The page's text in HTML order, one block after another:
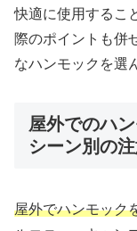
快適に使用するこ
際のポイントも併
なハンモックを選
屋外でのハ
シーン別の
屋外でハンモック